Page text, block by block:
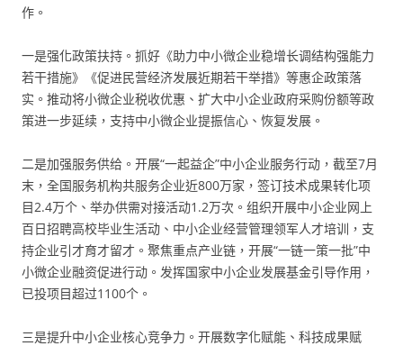
作。
一是强化政策扶持。抓好《助力中小微企业稳增长调结构强能力
若干措施》《促进民营经济发展近期若干举措》等惠企政策落
实。推动将小微企业税收优惠、扩大中小企业政府采购份额等政
策进一步延续，支持中小微企业提振信心、恢复发展。
二是加强服务供给。开展“一起益企”中小企业服务行动，截至7月
末，全国服务机构共服务企业近800万家，签订技术成果转化项
目2.4万个、举办供需对接活动1.2万次。组织开展中小企业网上
百日招聘高校毕业生活动、中小企业经营管理领军人才培训，支
持企业引才育才留才。聚焦重点产业链，开展“一链一策一批”中
小微企业融资促进行动。发挥国家中小企业发展基金引导作用，
已投项目超过1100个。
三是提升中小企业核心竞争力。开展数字化赋能、科技成果赋